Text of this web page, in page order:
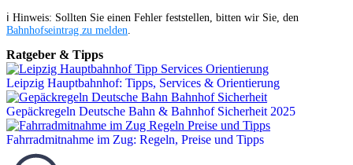
ℹ️ Hinweis: Sollten Sie einen Fehler feststellen, bitten wir Sie, den
Bahnhofseintrag zu melden
Ratgeber & Tipps
Leipzig Hauptbahnhof: Tipps, Services & Orientierung
Gepäckregeln Deutsche Bahn & Bahnhof Sicherheit 2025
Fahrradmitnahme im Zug: Regeln, Preise und Tipps